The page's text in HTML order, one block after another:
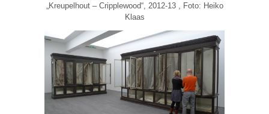
„Kreupelhout – Cripplewood“, 2012-13 , Foto: Heiko
Klaas